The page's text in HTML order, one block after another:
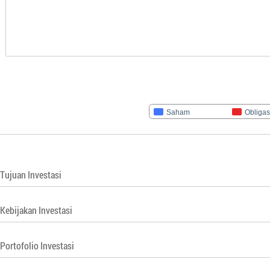
Saham
Tujuan Investasi
Kebijakan Investasi
Portofolio Investasi